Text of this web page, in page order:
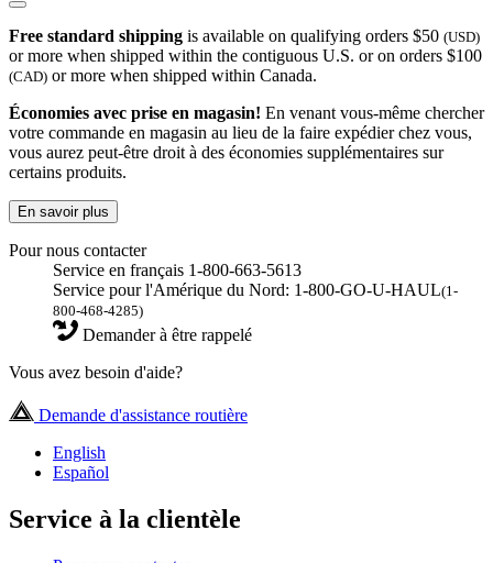
Free standard shipping is available on qualifying orders $50 (USD)
or more when shipped within the contiguous U.S. or on orders $100
(CAD) or more when shipped within Canada.
Économies avec prise en magasin! En venant vous-même chercher
votre commande en magasin au lieu de la faire expédier chez vous,
vous aurez peut-être droit à des économies supplémentaires sur
certains produits.
En savoir plus
Pour nous contacter
Service en français 1-800-663-5613
Service pour l'Amérique du Nord: 1-800-GO-U-HAUL(1-
800-468-4285)
Demander à être rappelé
Vous avez besoin d'aide?
Demande d'assistance routière
English
Español
Service à la clientèle